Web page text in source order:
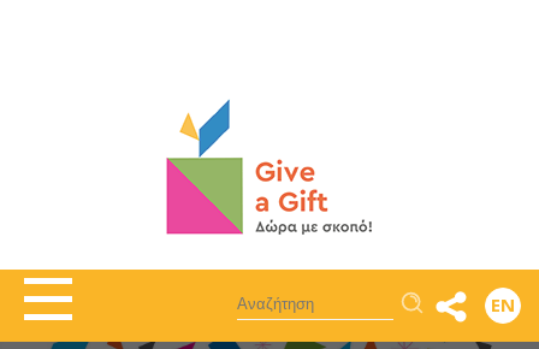
Αναζήτηση EN